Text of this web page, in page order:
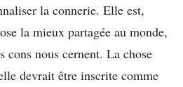
la connerie. Elle est,
la mieux partagée au monde,
cons nous cernent. La chose
devrait être inscrite comme